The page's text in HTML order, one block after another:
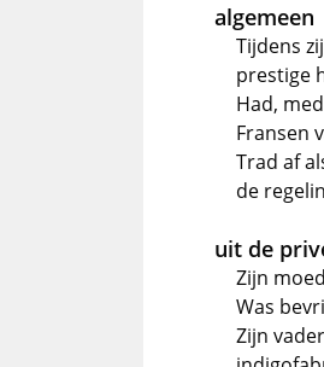
algemeen
Tijdens
prestige
Had,
Fransen
Trad af
de
uit de
Zijn
Was
Zijn